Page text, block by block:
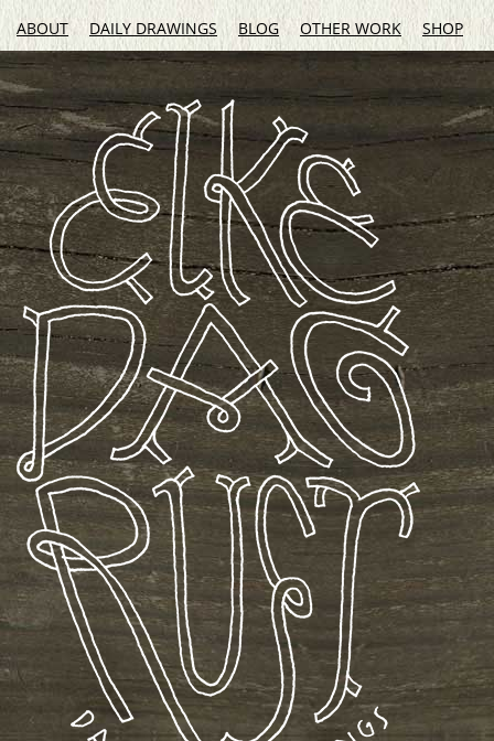
ABOUT DAILY DRAWINGS BLOG OTHER WORK SHOP